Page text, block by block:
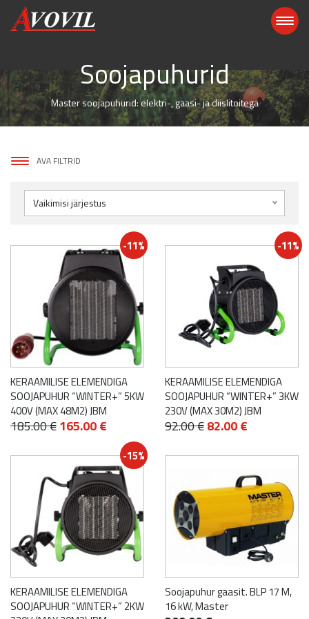
Soojapuhurid
Master soojapuhurid: elektri-, gaasi- ja diislitoitega
AVA FILTRID
Vaikimisi järjestus
-11%
KERAAMILISE ELEMENDIGA
SOOJAPUHUR “WINTER+” 5KW
400V (MAX 48M2) JBM
185.00€Algne
oli:
185.00 €.
165.00€
hind
on:
165.00 €.
-11%
KERAAMILISE ELEMENDIGA
SOOJAPUHUR “WINTER+” 3KW
230V (MAX 30M2) JBM
92.00€Algne
oli:
92.00 €.
82.00€
on:
82.00 €.
-15%
KERAAMILISE ELEMENDIGA
SOOJAPUHUR “WINTER+” 2KW
Soojapuhur gaasit. BLP 17 M,
16 kW, Master